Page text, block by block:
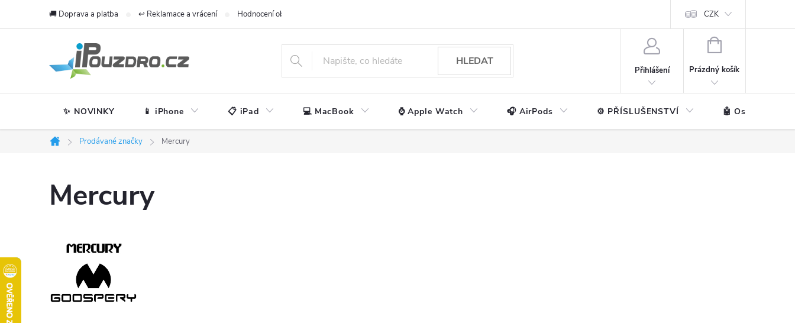
🚚 Doprava a platba ↩️ Reklamace a vrácení Hodnocení obchodu CZK
HLEDAT
Přihlášení
NÁKUPNÍ
Prázdný košík
✨ NOVINKY 📱 iPhone 📋 iPad 💻 MacBook ⌚ Apple Watch 🎧 AirPods ⚙️ PŘÍSLUŠENSTVÍ 🤖 Ostatní
Domů
Prodávané značky Mercury
Mercury